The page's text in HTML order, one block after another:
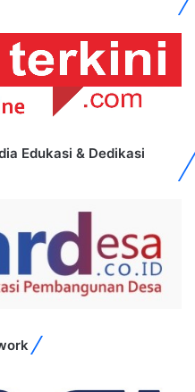
Edukasi & Dedikasi